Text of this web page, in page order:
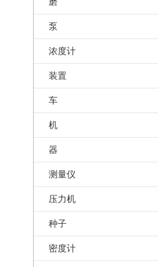
泵
浓度计
装置
车
机
器
测量仪
压力机
种子
密度计